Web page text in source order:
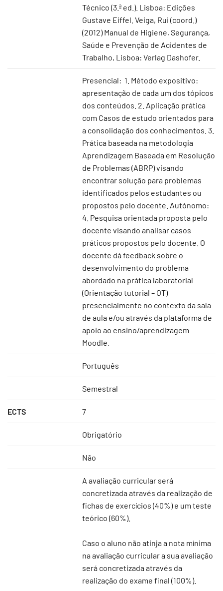
Técnico (3.ª ed.). Lisboa: Edições
Gustave Eiffel. Veiga, Rui (coord.)
(2012) Manual de Higiene, Segurança,
Saúde e Prevenção de Acidentes de
Trabalho, Lisboa: Verlag Dashofer.
Presencial: 1. Método expositivo:
apresentação de cada um dos tópicos
dos conteúdos. 2. Aplicação prática
com Casos de estudo orientados para
a consolidação dos conhecimentos. 3.
Prática baseada na metodologia
Aprendizagem Baseada em Resolução
de Problemas (ABRP) visando
encontrar solução para problemas
identificados pelos estudantes ou
propostos pelo docente. Autónomo:
4. Pesquisa orientada proposta pelo
docente visando analisar casos
práticos propostos pelo docente. O
docente dá feedback sobre o
desenvolvimento do problema
abordado na prática laboratorial
(Orientação tutorial – OT)
presencialmente no contexto da sala
de aula e/ou através da plataforma de
apoio ao ensino/aprendizagem
Moodle.
Português
Semestral
ECTS 7
Obrigatório
Não
A avaliação curricular será
concretizada através da realização de
fichas de exercícios (40%) e um teste
teórico (60%).
Caso o aluno não atinja a nota mínima
na avaliação curricular a sua avaliação
será concretizada através da
realização do exame final (100%).